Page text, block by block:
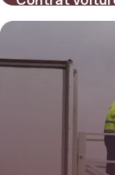
3 juin 2026